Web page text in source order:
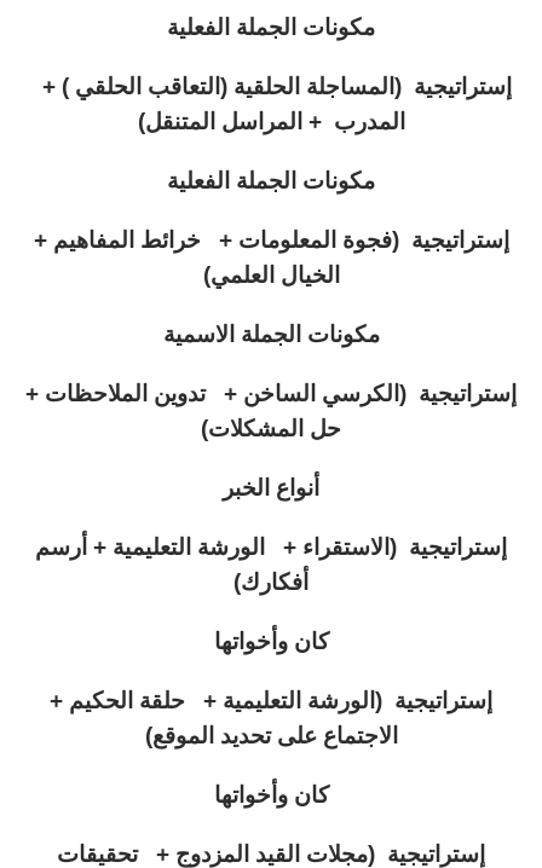
مكونات الجملة الفعلية
إستراتيجية (المساجلة الحلقية (التعاقب الحلقي ) +
المدرب + المراسل المتنقل)
مكونات الجملة الفعلية
إستراتيجية (فجوة المعلومات + خرائط المفاهيم +
الخيال العلمي)
مكونات الجملة الاسمية
إستراتيجية (الكرسي الساخن + تدوين الملاحظات +
حل المشكلات)
أنواع الخبر
إستراتيجية (الاستقراء + الورشة التعليمية + أرسم
أفكارك)
كان وأخواتها
إستراتيجية (الورشة التعليمية + حلقة الحكيم +
الاجتماع على تحديد الموقع)
كان وأخواتها
إستراتيجية (مجلات القيد المزدوج + تحقيقات